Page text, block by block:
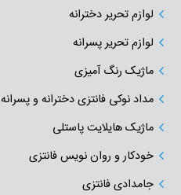
لوازم تحریر دخترانه
لوازم تحریر پسرانه
ماژیک رنگ آمیزی
مداد نوکی فانتزی دخترانه و پسرانه
ماژیک هایلایت پاستلی
خودکار و روان نویس فانتزی
جامدادی‌ فانتزی